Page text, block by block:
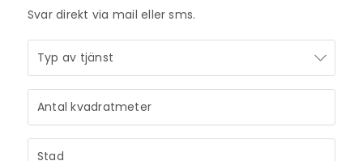
STRÅLANDE!
Ditt meddelande är mottaget och vi återkommer
Svar direkt via mail eller sms.